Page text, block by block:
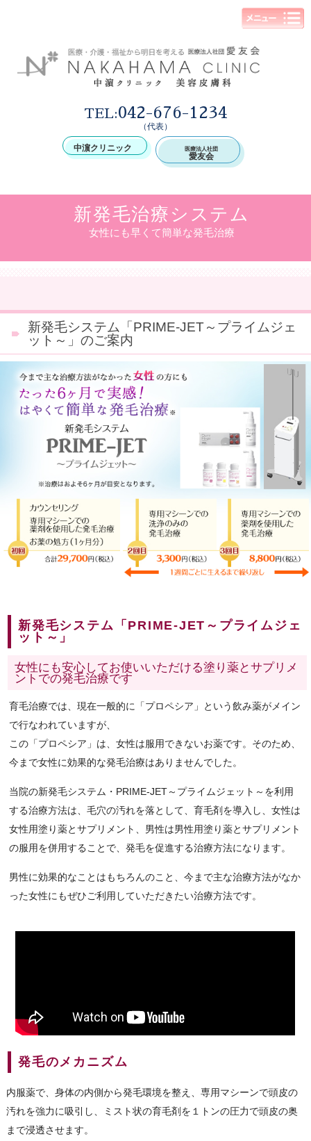
TEL:042-676-1234
（代表）
中濵クリニック 医療法人社団
愛友会
新発毛治療システム
女性にも早くて簡単な発毛治療
新発毛システム「PRIME-JET～プライムジェ
ット～」のご案内
新発毛システム「PRIME-JET～プライムジェ
ット～」
女性にも安心してお使いいただける塗り薬とサプリメ
ントでの発毛治療です
育毛治療では、現在一般的に「プロペシア」という飲み薬がメイン
で行なわれていますが、
この「プロペシア」は、女性は服用できないお薬です。そのため、
今まで女性に効果的な発毛治療はありませんでした。
当院の新発毛システム・PRIME-JET～プライムジェット～を利用
する治療方法は、毛穴の汚れを落として、育毛剤を導入し、女性は
女性用塗り薬とサプリメント、男性は男性用塗り薬とサプリメント
の服用を併用することで、発毛を促進する治療方法になります。
男性に効果的なことはもちろんのこと、今まで主な治療方法がなか
った女性にもぜひご利用していただきたい治療方法です。
発毛のメカニズム
内服薬で、身体の内側から発毛環境を整え、専用マシーンで頭皮の
汚れを強力に吸引し、ミスト状の育毛剤を１トンの圧力で頭皮の奥
まで浸透させます。